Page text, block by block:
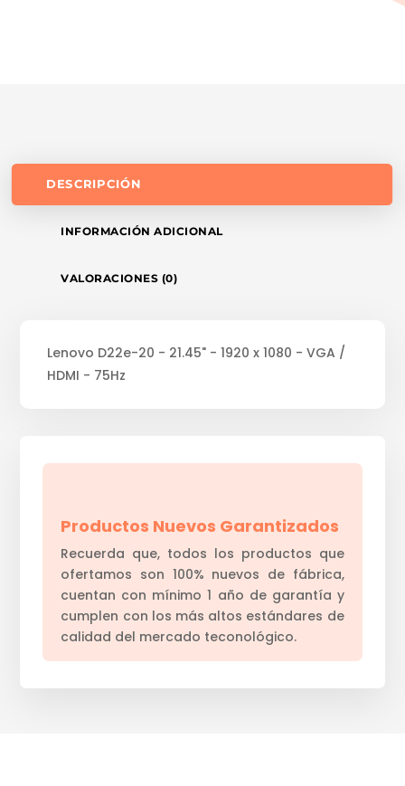
DESCRIPCIÓN
INFORMACIÓN ADICIONAL
VALORACIONES (0)
Lenovo D22e-20 - 21.45" - 1920 x 1080 - VGA /
HDMI - 75Hz
Productos Nuevos Garantizados
Recuerda que, todos los productos que
ofertamos son 100% nuevos de fábrica,
cuentan con mínimo 1 año de garantía y
cumplen con los más altos estándares de
calidad del mercado teconológico.